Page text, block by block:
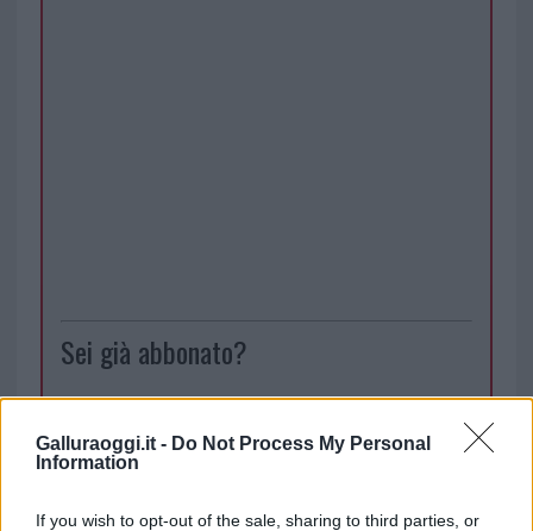
Galluraoggi.it - Do Not Process My Personal
Information
If you wish to opt-out of the sale, sharing to third parties, or
Sei già abbonato?
Puoi effettuare l'accesso andando nella
sezione Login dal menù del sito o
cliccando